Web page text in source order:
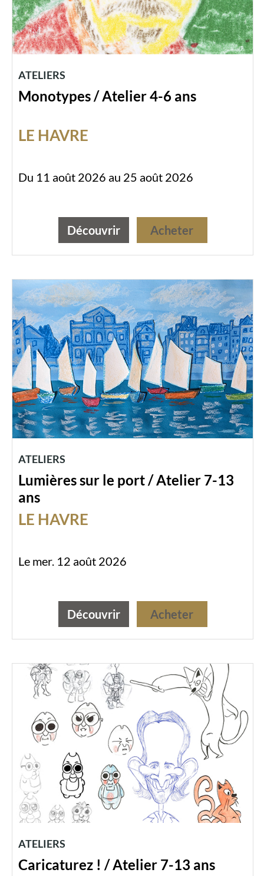
ATELIERS
Monotypes / Atelier 4-6 ans
LE HAVRE
Du 11 août 2026 au 25 août 2026
Découvrir Acheter
ATELIERS
Lumières sur le port / Atelier 7-13
ans
LE HAVRE
Le mer. 12 août 2026
Découvrir Acheter
ATELIERS
Caricaturez ! / Atelier 7-13 ans